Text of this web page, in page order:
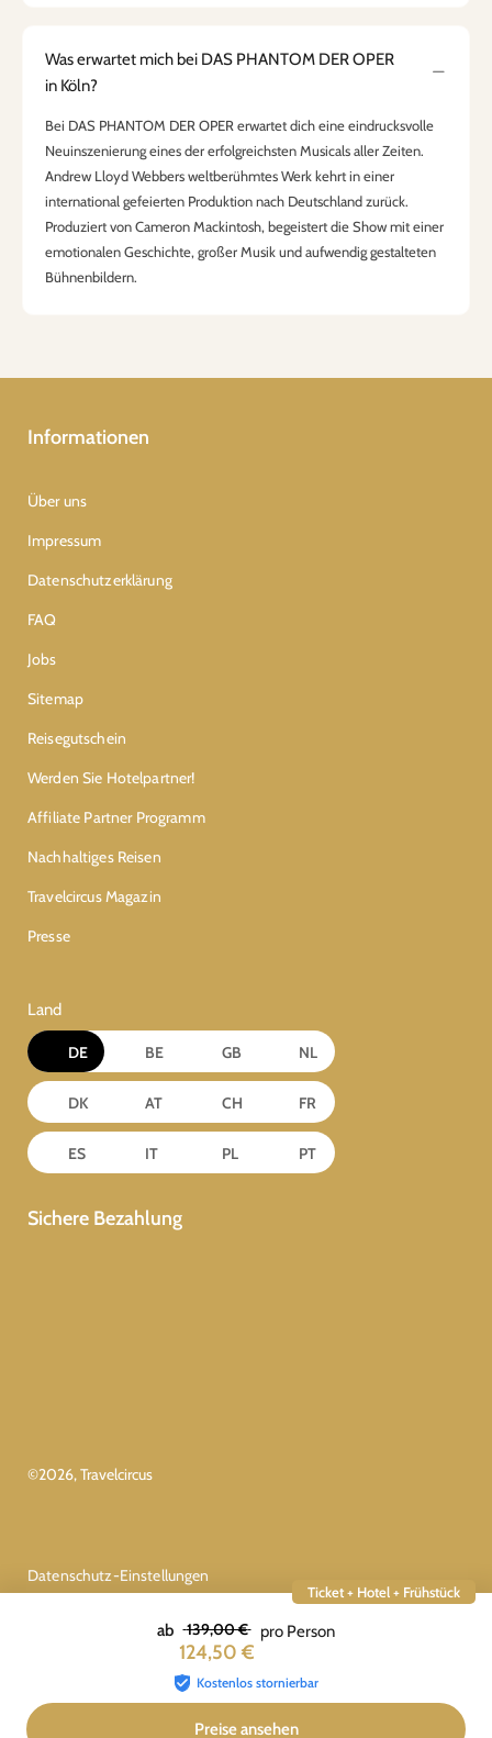
Was erwartet mich bei DAS PHANTOM DER OPER
in Köln?
Bei DAS PHANTOM DER OPER erwartet dich eine eindrucksvolle
Neuinszenierung eines der erfolgreichsten Musicals aller Zeiten.
Andrew Lloyd Webbers weltberühmtes Werk kehrt in einer
international gefeierten Produktion nach Deutschland zurück.
Produziert von Cameron Mackintosh, begeistert die Show mit einer
emotionalen Geschichte, großer Musik und aufwendig gestalteten
Bühnenbildern.
Ticket + Hotel + Frühstück
ab 139,00 €
124,50 €
pro Person
Kostenlos stornierbar
Preise ansehen
Informationen
Über uns
Impressum
Datenschutzerklärung
FAQ
Jobs
Sitemap
Reisegutschein
Werden Sie Hotelpartner!
Affiliate Partner Programm
Nachhaltiges Reisen
Travelcircus Magazin
Presse
Land
DE BE GB NL
DK AT CH FR
ES IT PL PT
Sichere Bezahlung
©2026, Travelcircus
Datenschutz-Einstellungen